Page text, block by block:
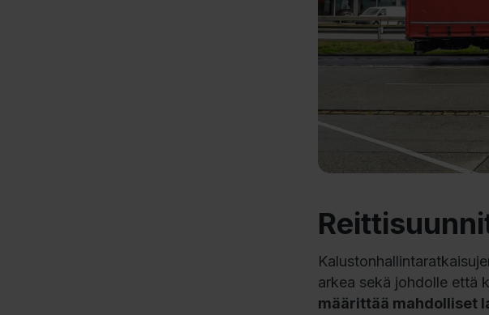
arkea sekä johdolle että
määrittää mahdolliset